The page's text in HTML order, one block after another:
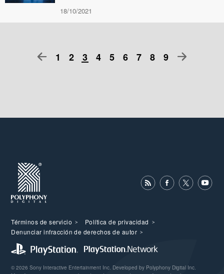
18/10/2021
1 2 3 4 5 6 7 8 9
Términos de servicio
Política de privacidad
Denunciar infracción de derechos de autor
© 2026 Sony Interactive Entertainment Inc. Developed by Polyphony Digital Inc.